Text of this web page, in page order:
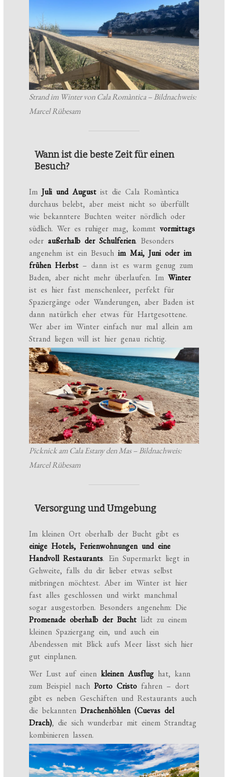
Strand im Winter von Cala Romàntica – Bildnachweis:
Marcel Rübesam
Wann ist die beste Zeit für einen
Besuch?
ImJuli und August ist die Cala Romàntica
durchaus belebt, aber meist nicht so überfüllt
wie bekanntere Buchten weiter nördlich oder
südlich. Wer es ruhiger mag, kommtvormittags
oderaußerhalb der Schulferien. Besonders
angenehm ist ein Besuchim Mai, Juni oder im
frühen Herbst – dann ist es warm genug zum
Baden, aber nicht mehr überlaufen. ImWinter
ist es hier fast menschenleer, perfekt für
Spaziergänge oder Wanderungen, aber Baden ist
dann natürlich eher etwas für Hartgesottene.
Wer aber im Winter einfach nur mal allein am
Strand liegen will ist hier genau richtig.
Picknick am Cala Estany den Mas – Bildnachweis:
Marcel Rübesam
Versorgung und Umgebung
Im kleinen Ort oberhalb der Bucht gibt es
einige Hotels, Ferienwohnungen und eine
Handvoll Restaurants. Ein Supermarkt liegt in
Gehweite, falls du dir lieber etwas selbst
mitbringen möchtest. Aber im Winter ist hier
fast alles geschlossen und wirkt manchmal
sogar ausgestorben. Besonders angenehm: Die
Promenade oberhalb der Bucht lädt zu einem
kleinen Spaziergang ein, und auch ein
Abendessen mit Blick aufs Meer lässt sich hier
gut einplanen.
Wer Lust auf einenkleinen Ausflug hat, kann
zum Beispiel nachPorto Cristo fahren – dort
gibt es neben Geschäften und Restaurants auch
die bekanntenDrachenhöhlen (Cuevas del
Drach), die sich wunderbar mit einem Strandtag
kombinieren lassen.